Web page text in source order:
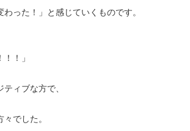
った！」と感じていくものです。
！」
ィブな方で、
でした。